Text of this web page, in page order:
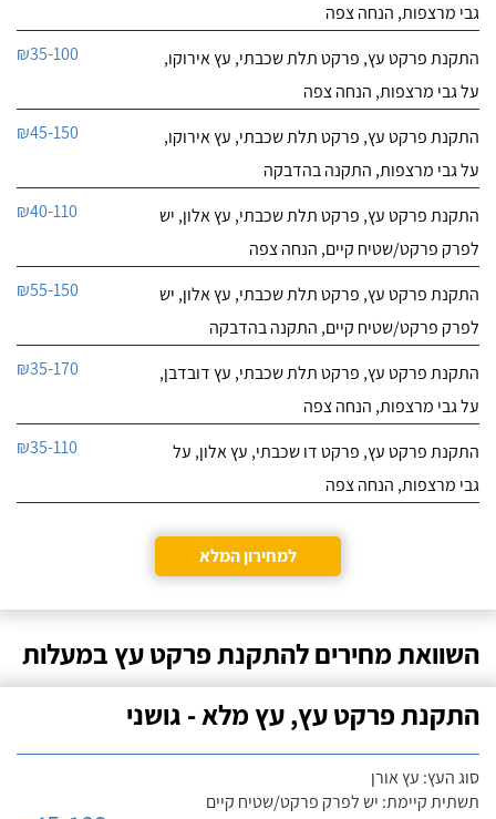
גבי מרצפות, הנחה צפה
התקנת פרקט עץ, פרקט תלת שכבתי, עץ אירוקו,
על גבי מרצפות, הנחה צפה
₪35-100
התקנת פרקט עץ, פרקט תלת שכבתי, עץ אירוקו,
על גבי מרצפות, התקנה בהדבקה
₪45-150
התקנת פרקט עץ, פרקט תלת שכבתי, עץ אלון, יש
לפרק פרקט/שטיח קיים, הנחה צפה
₪40-110
התקנת פרקט עץ, פרקט תלת שכבתי, עץ אלון, יש
לפרק פרקט/שטיח קיים, התקנה בהדבקה
₪55-150
התקנת פרקט עץ, פרקט תלת שכבתי, עץ דובדבן,
על גבי מרצפות, הנחה צפה
₪35-170
התקנת פרקט עץ, פרקט דו שכבתי, עץ אלון, על
גבי מרצפות, הנחה צפה
₪35-110
למחירון המלא
השוואת מחירים להתקנת פרקט עץ במעלות
התקנת פרקט עץ, עץ מלא - גושני
סוג העץ: עץ אורן
תשתית קיימת: יש לפרק פרקט/שטיח קיים